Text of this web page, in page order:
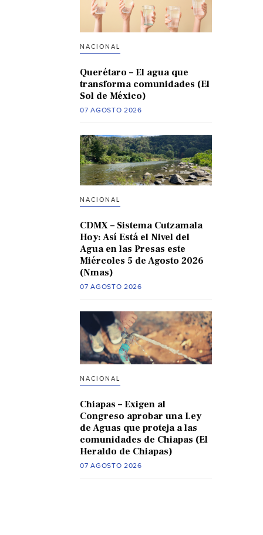
NACIONAL
Querétaro – El agua que
transforma comunidades (El
Sol de México)
07 AGOSTO 2026
NACIONAL
CDMX – Sistema Cutzamala
Hoy: Así Está el Nivel del
Agua en las Presas este
Miércoles 5 de Agosto 2026
(Nmas)
07 AGOSTO 2026
NACIONAL
Chiapas – Exigen al
Congreso aprobar una Ley
de Aguas que proteja a las
comunidades de Chiapas (El
Heraldo de Chiapas)
07 AGOSTO 2026